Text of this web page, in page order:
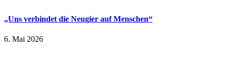
„Uns verbindet die Neugier auf Menschen“
6. Mai 2026